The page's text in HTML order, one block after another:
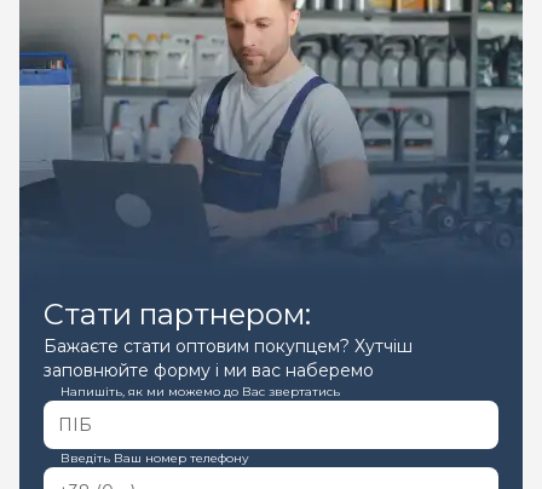
Стати партнером:
Бажаєте стати оптовим покупцем? Хутчіш
заповнюйте форму і ми вас наберемо
Напишіть, як ми можемо до Вас звертатись
Введіть Ваш номер телефону